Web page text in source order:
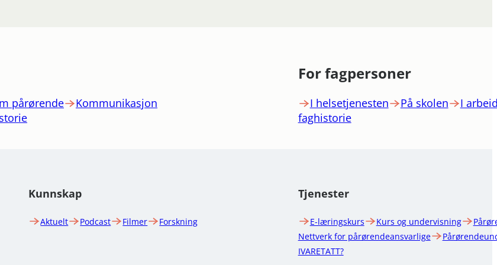
pårørende
Kommunikasjon
For fagpersoner
I helsetjenesten På skolen
I
faghistorie
Kunnskap
Aktuelt Podcast Filmer Forskning
Tjenester
E-læringskurs Kurs og undervisning
Nettverk for pårørendeansvarlige
IVARETATT?